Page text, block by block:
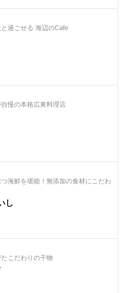
過ごせる 海辺のCafe
慢の本格広東料理店
海鮮を堪能！無添加の食材にこだわ
し
こだわりの干物